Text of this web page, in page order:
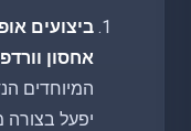
ביצועים
אחסון
המיוחדים
יפעל בצורה